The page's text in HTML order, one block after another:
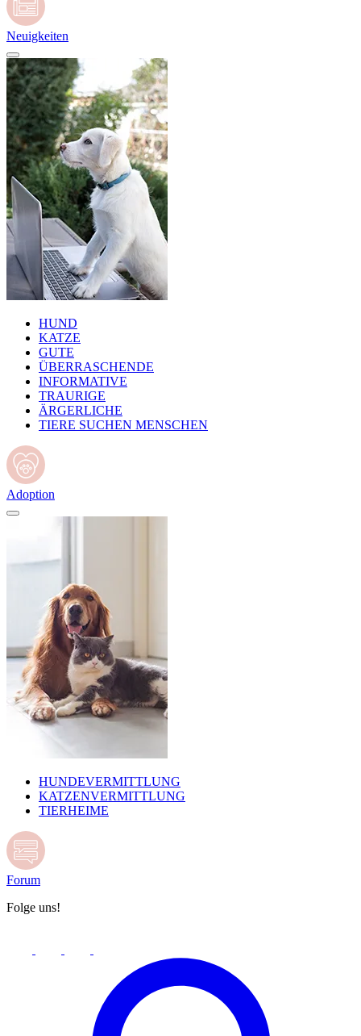
Neuigkeiten
HUND
KATZE
GUTE
ÜBERRASCHENDE
INFORMATIVE
TRAURIGE
ÄRGERLICHE
TIERE SUCHEN MENSCHEN
Adoption
HUNDEVERMITTLUNG
KATZENVERMITTLUNG
TIERHEIME
Forum
Folge uns!